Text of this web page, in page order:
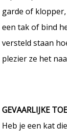
garde of
een tak of bind
versteld staan
plezier ze het
GEVAARLIJKE
Heb je een kat